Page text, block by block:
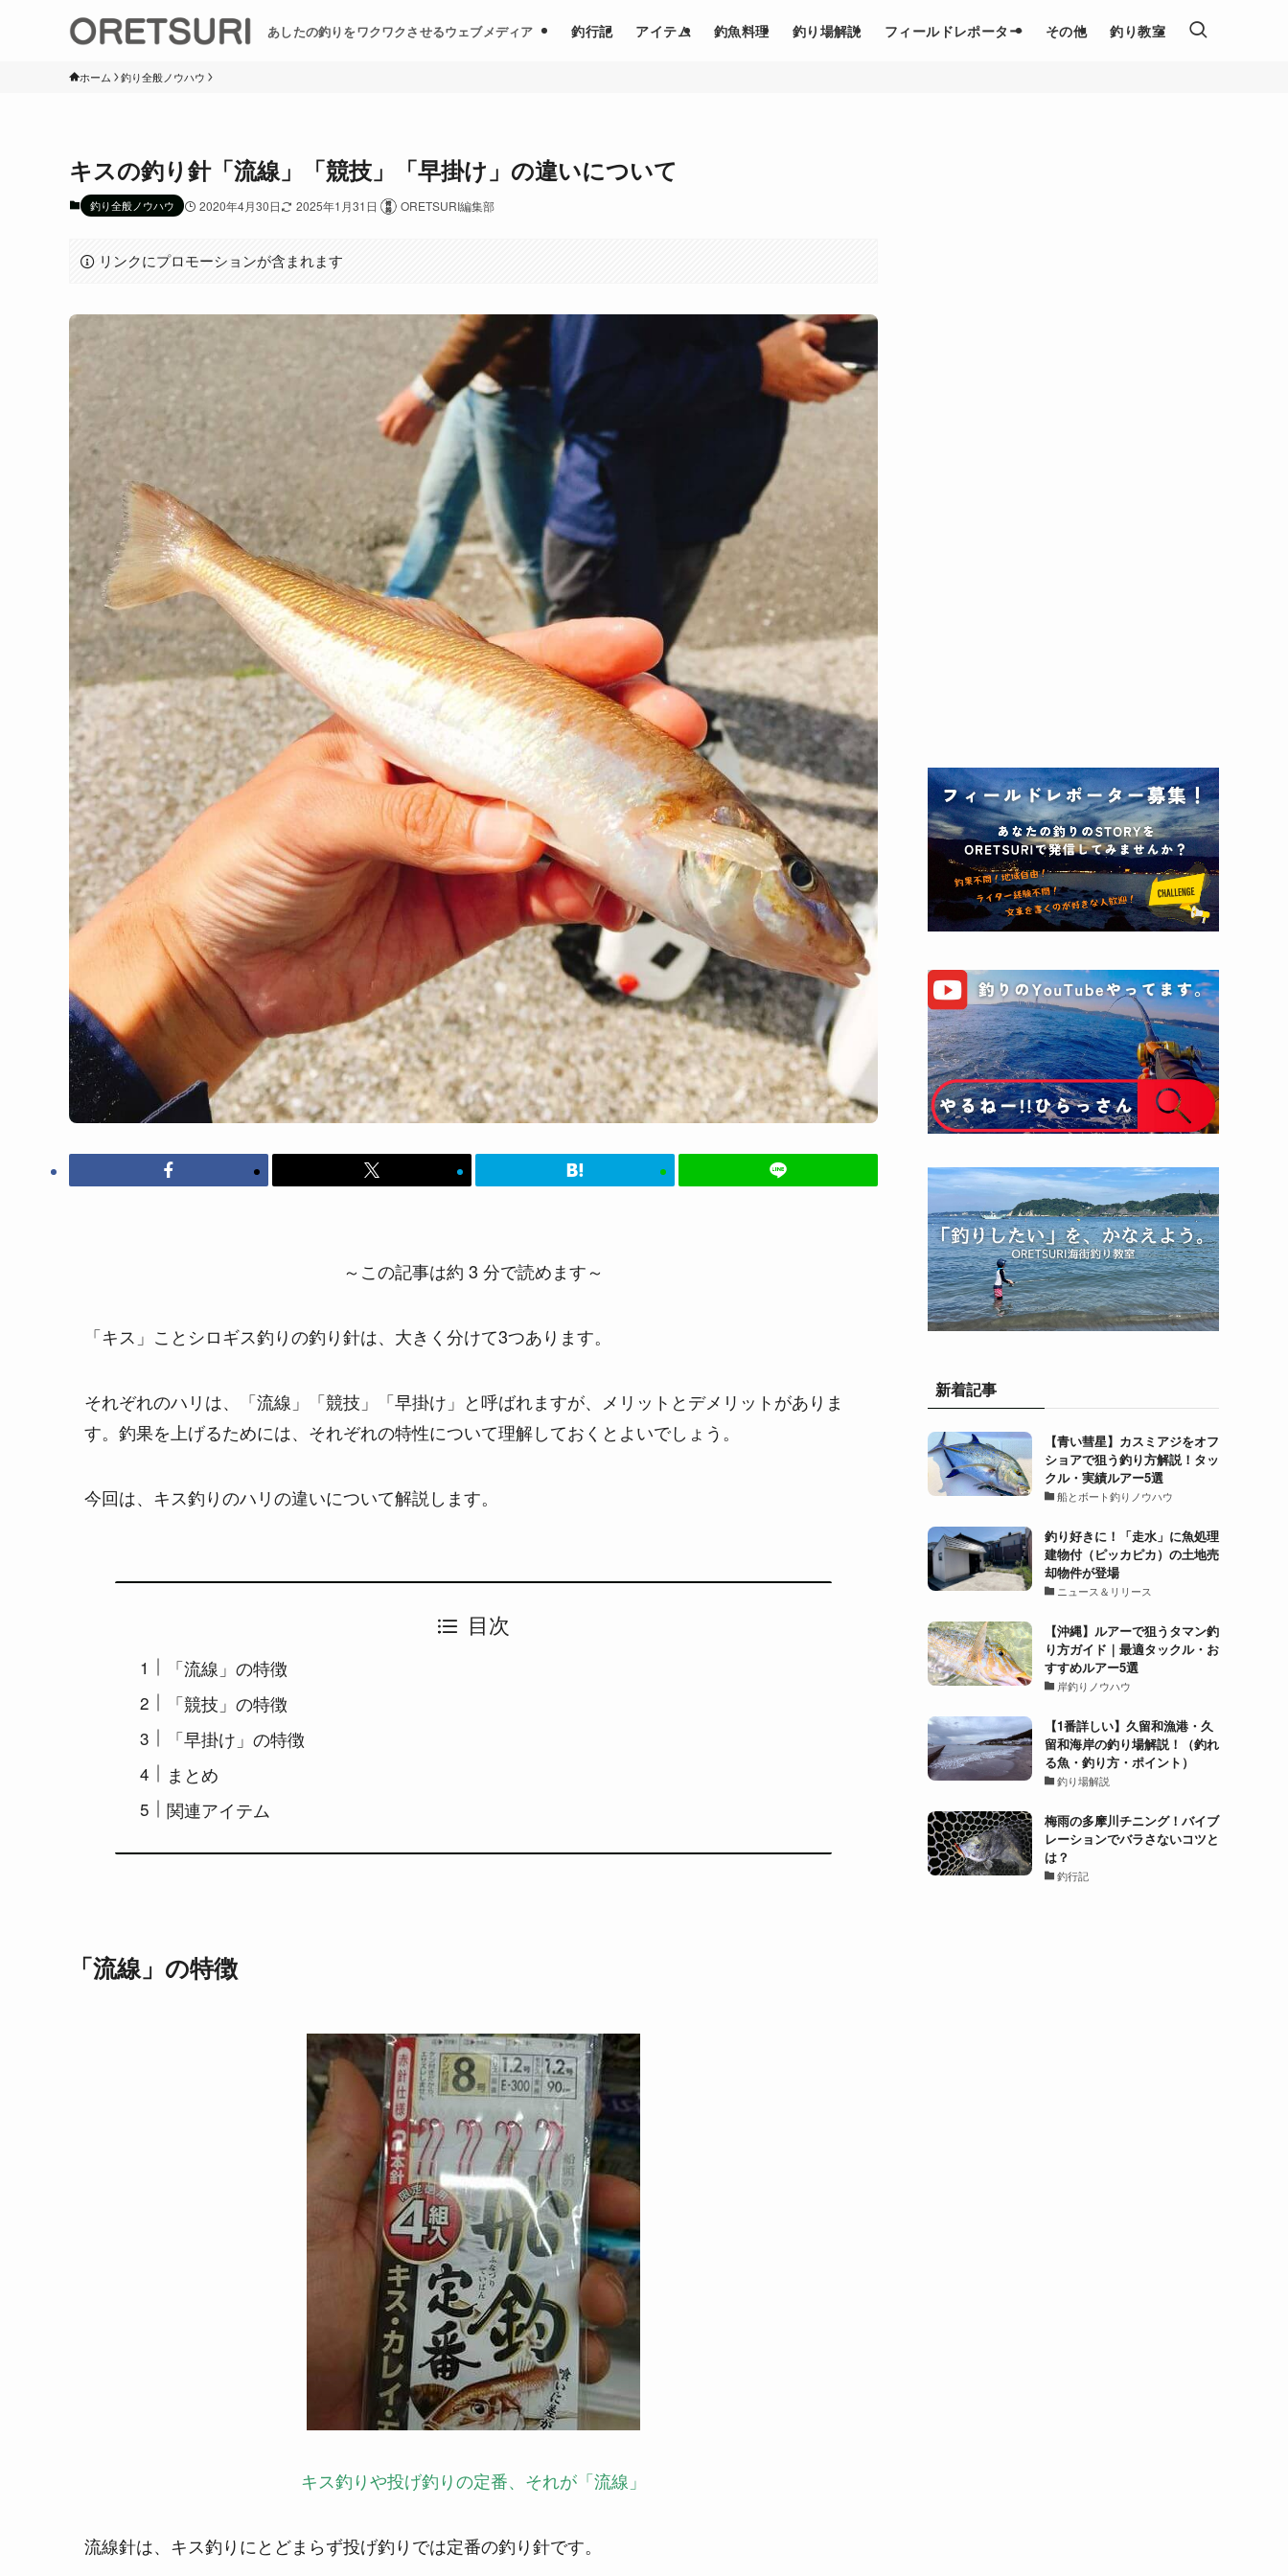
あしたの釣りをワクワクさせるウェブメディア 釣行記 アイテム 釣魚料理 釣り場解説 フィールドレポーター その他 釣り教室
ホーム 釣り全般ノウハウ
キスの釣り針「流線」「競技」「早掛け」の違いについて
釣り全般ノウハウ 2020年4月30日 2025年1月31日 ORETSURI編集部
リンクにプロモーションが含まれます
～この記事は約 3 分で読めます～
「キス」ことシロギス釣りの釣り針は、大きく分けて3つあります。
それぞれのハリは、「流線」「競技」「早掛け」と呼ばれますが、メリットとデメリットがありま
す。釣果を上げるためには、それぞれの特性について理解しておくとよいでしょう。
今回は、キス釣りのハリの違いについて解説します。
目次
「流線」の特徴
「競技」の特徴
「早掛け」の特徴
まとめ
関連アイテム
「流線」の特徴
キス釣りや投げ釣りの定番、それが「流線」
流線針は、キス釣りにとどまらず投げ釣りでは定番の釣り針です。
新着記事
【青い彗星】カスミアジをオフ
ショアで狙う釣り方解説！タッ
クル・実績ルアー5選
船とボート釣りノウハウ
釣り好きに！「走水」に魚処理
建物付（ピッカピカ）の土地売
却物件が登場
ニュース＆リリース
【沖縄】ルアーで狙うタマン釣
り方ガイド｜最適タックル・お
すすめルアー5選
岸釣りノウハウ
【1番詳しい】久留和漁港・久
留和海岸の釣り場解説！（釣れ
る魚・釣り方・ポイント）
釣り場解説
梅雨の多摩川チニング！バイブ
レーションでバラさないコツと
は？
釣行記